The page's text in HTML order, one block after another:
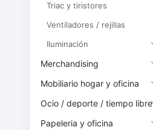
Triac y tiristores
Ventiladores / rejillas
Iluminación
Merchandising
Mobiliario hogar y oficina
Ocio / deporte / tiempo libre
Papeleria y oficina